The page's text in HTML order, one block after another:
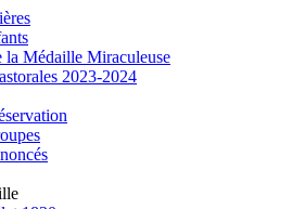
la Médaille Miraculeuse
2023-2024